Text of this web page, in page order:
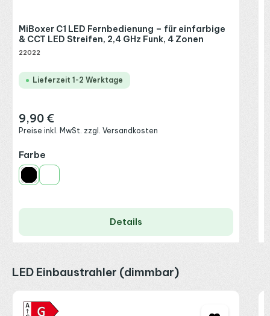
MiBoxer C1 LED Fernbedienung – für einfarbige
& CCT LED Streifen, 2,4 GHz Funk, 4 Zonen
22022
Lieferzeit 1-2 Werktage
Regulärer Preis:
9,90 €
Preise inkl. MwSt. zzgl. Versandkosten
Farbe
Schwarz
Weiß
Details
Produktgalerie überspringen
LED Einbaustrahler (dimmbar)